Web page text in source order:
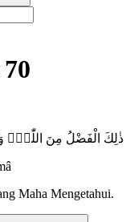
ذٰلِكَ الْفَضْلُ مِنَ اللّٰهِۗ
Maha Mengetahui.